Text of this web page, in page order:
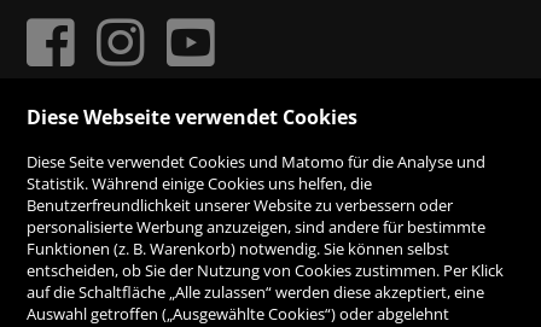
ZAHLUNGSMÖGLICHKEITEN
Rechnung
Vorauskasse
Diese Webseite verwendet Cookies
Diese Seite verwendet Cookies und Matomo für die Analyse und
Statistik. Während einige Cookies uns helfen, die
Benutzerfreundlichkeit unserer Website zu verbessern oder
personalisierte Werbung anzuzeigen, sind andere für bestimmte
Funktionen (z. B. Warenkorb) notwendig. Sie können selbst
entscheiden, ob Sie der Nutzung von Cookies zustimmen. Per Klick
auf die Schaltfläche „Alle zulassen“ werden diese akzeptiert, eine
Auswahl getroffen („Ausgewählte Cookies“) oder abgelehnt